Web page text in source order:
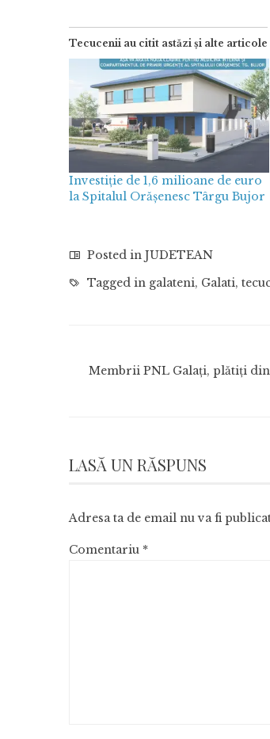
Tecucenii au citit astăzi și alte articole
Investiție de 1,6 milioane de euro
la Spitalul Orășenesc Târgu Bujor
Posted in JUDETEAN
Tagged in galateni, Galati,
Membrii PNL Galați, plătiți
LASĂ UN RĂSPUNS
Adresa ta de email nu va fi
Comentariu *